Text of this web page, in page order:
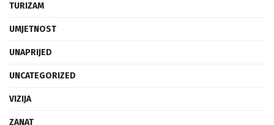
TURIZAM
UMJETNOST
UNAPRIJED
UNCATEGORIZED
VIZIJA
ZANAT